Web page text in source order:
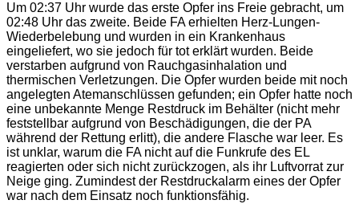
Um 02:37 Uhr wurde das erste Opfer ins Freie gebracht, um
02:48 Uhr das zweite. Beide FA erhielten Herz-Lungen-
Wiederbelebung und wurden in ein Krankenhaus
eingeliefert, wo sie jedoch für tot erklärt wurden. Beide
verstarben aufgrund von Rauchgasinhalation und
thermischen Verletzungen. Die Opfer wurden beide mit noch
angelegten Atemanschlüssen gefunden; ein Opfer hatte noch
eine unbekannte Menge Restdruck im Behälter (nicht mehr
feststellbar aufgrund von Beschädigungen, die der PA
während der Rettung erlitt), die andere Flasche war leer. Es
ist unklar, warum die FA nicht auf die Funkrufe des EL
reagierten oder sich nicht zurückzogen, als ihr Luftvorrat zur
Neige ging. Zumindest der Restdruckalarm eines der Opfer
war nach dem Einsatz noch funktionsfähig.